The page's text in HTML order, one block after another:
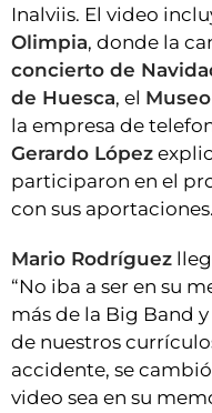
Inalviis. El video
Olimpia, donde la
concierto de
de Huesca, el
la empresa de
Gerardo López
participaron en el
con sus aportaciones.
Mario Rodríguez
“No iba a ser en su
más de la Big Band
de nuestros
accidente, se
video sea en su